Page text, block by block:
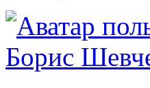
Борис